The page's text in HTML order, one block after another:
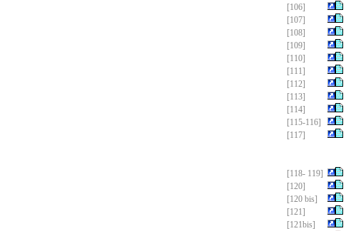
[106]
[107]
[108]
[109]
[110]
[111]
[112]
[113]
[114]
[115-116]
[117]
[118- 119]
[120]
[120 bis]
[121]
[121bis]